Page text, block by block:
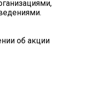
об акции